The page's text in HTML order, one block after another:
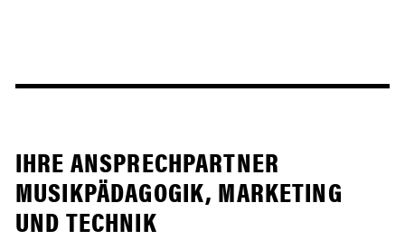
IHRE ANSPRECHPARTNER
MUSIKPÄDAGOGIK, MARKETING
UND TECHNIK